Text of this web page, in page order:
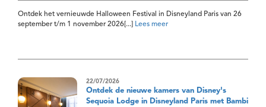
Ontdek het vernieuwde Halloween Festival in Disneyland Paris van 26
september t/m 1 november 2026[...]
Lees meer
22/07/2026
Ontdek de nieuwe kamers van Disney's
Sequoia Lodge in Disneyland Paris met Bambi